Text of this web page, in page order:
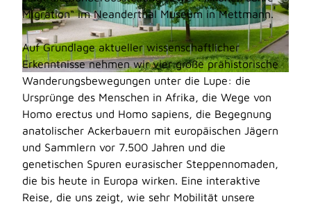
© Neanderthal Museum
© Stiftung Neanderthal Museum |CC-BY-SA
Migration“ im Neanderthal Museum in Mettmann.
Auf Grundlage aktueller wissenschaftlicher
Erkenntnisse nehmen wir vier große prähistorische
Wanderungsbewegungen unter die Lupe: die
Ursprünge des Menschen in Afrika, die Wege von
Homo erectus und Homo sapiens, die Begegnung
anatolischer Ackerbauern mit europäischen Jägern
und Sammlern vor 7.500 Jahren und die
genetischen Spuren eurasischer Steppennomaden,
die bis heute in Europa wirken. Eine interaktive
Reise, die uns zeigt, wie sehr Mobilität unsere